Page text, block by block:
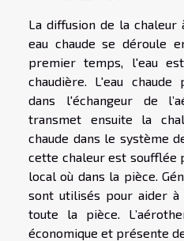
La diffusion de la chaleur
eau chaude se déroule
premier temps, l'eau
chaudière. L'eau
dans l'échangeur de
transmet ensuite la
chaude dans le système
cette chaleur est soufflée
local où dans la pièce.
sont utilisés pour aider à
toute la pièce.
économique et présente